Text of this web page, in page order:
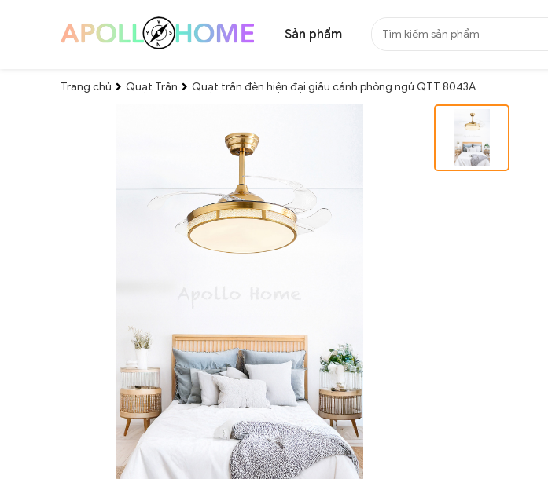
Sản phẩm
Trang chủ Quạt Trần Quạt trần đèn hiện đại giấu cánh phòng ngủ QTT 8043A